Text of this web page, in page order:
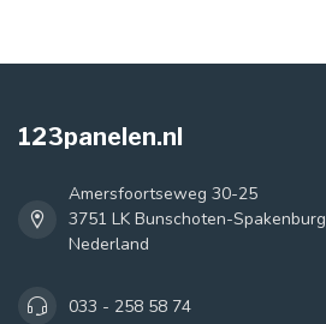
123panelen.nl
Amersfoortseweg 30-25
3751 LK Bunschoten-Spakenburg
Nederland
033 - 258 58 74